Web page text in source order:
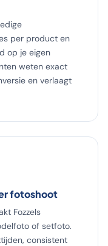
per product en
op je eigen
weten exact
en verlaagt
fotoshoot
Fozzels
of setfoto.
consistent